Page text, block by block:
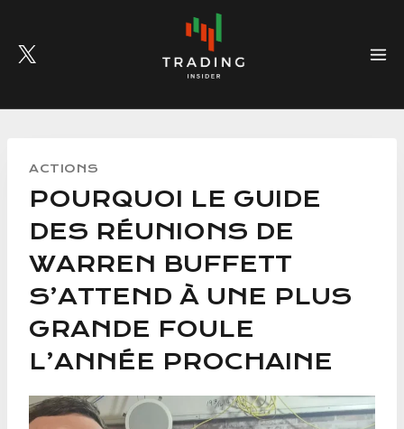
content
ACTIONS
POURQUOI LE GUIDE
DES RÉUNIONS DE
WARREN BUFFETT
S’ATTEND À UNE PLUS
GRANDE FOULE
L’ANNÉE PROCHAINE